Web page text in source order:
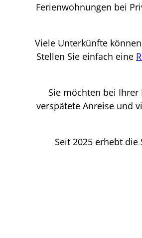
Ferienwohnungen bei
Viele Unterkünfte
Stellen Sie einfach eine
Sie möchten bei Ihrer
verspätete Anreise und
Seit 2025 erhebt